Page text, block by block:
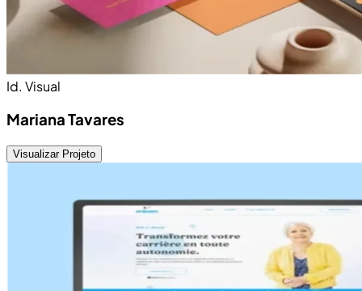
Id. Visual
Mariana Tavares
Visualizar Projeto